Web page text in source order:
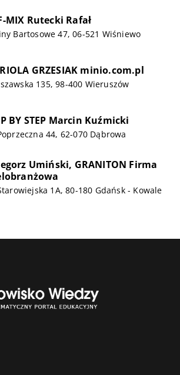
MIX Rutecki Rafał
Bartosowe 47, 06-521 Wiśniewo
GRZESIAK minio.com.pl
135, 98-400 Wieruszów
BY STEP Marcin Kuźmicki
44, 62-070 Dąbrowa
Umiński, GRANITON Firma
1A, 80-180 Gdańsk - Kowale